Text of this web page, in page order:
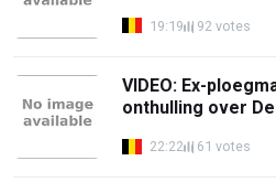
19:19 92 votes
VIDEO: Ex-
onthulling over
22:22 61 votes